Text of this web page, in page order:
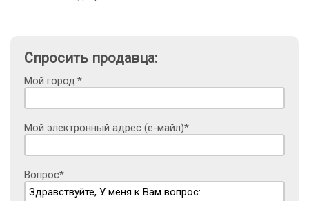
Спросить продавца:
Мой город:*:
Мой электронный адрес (е-майл)*:
Вопрос*: